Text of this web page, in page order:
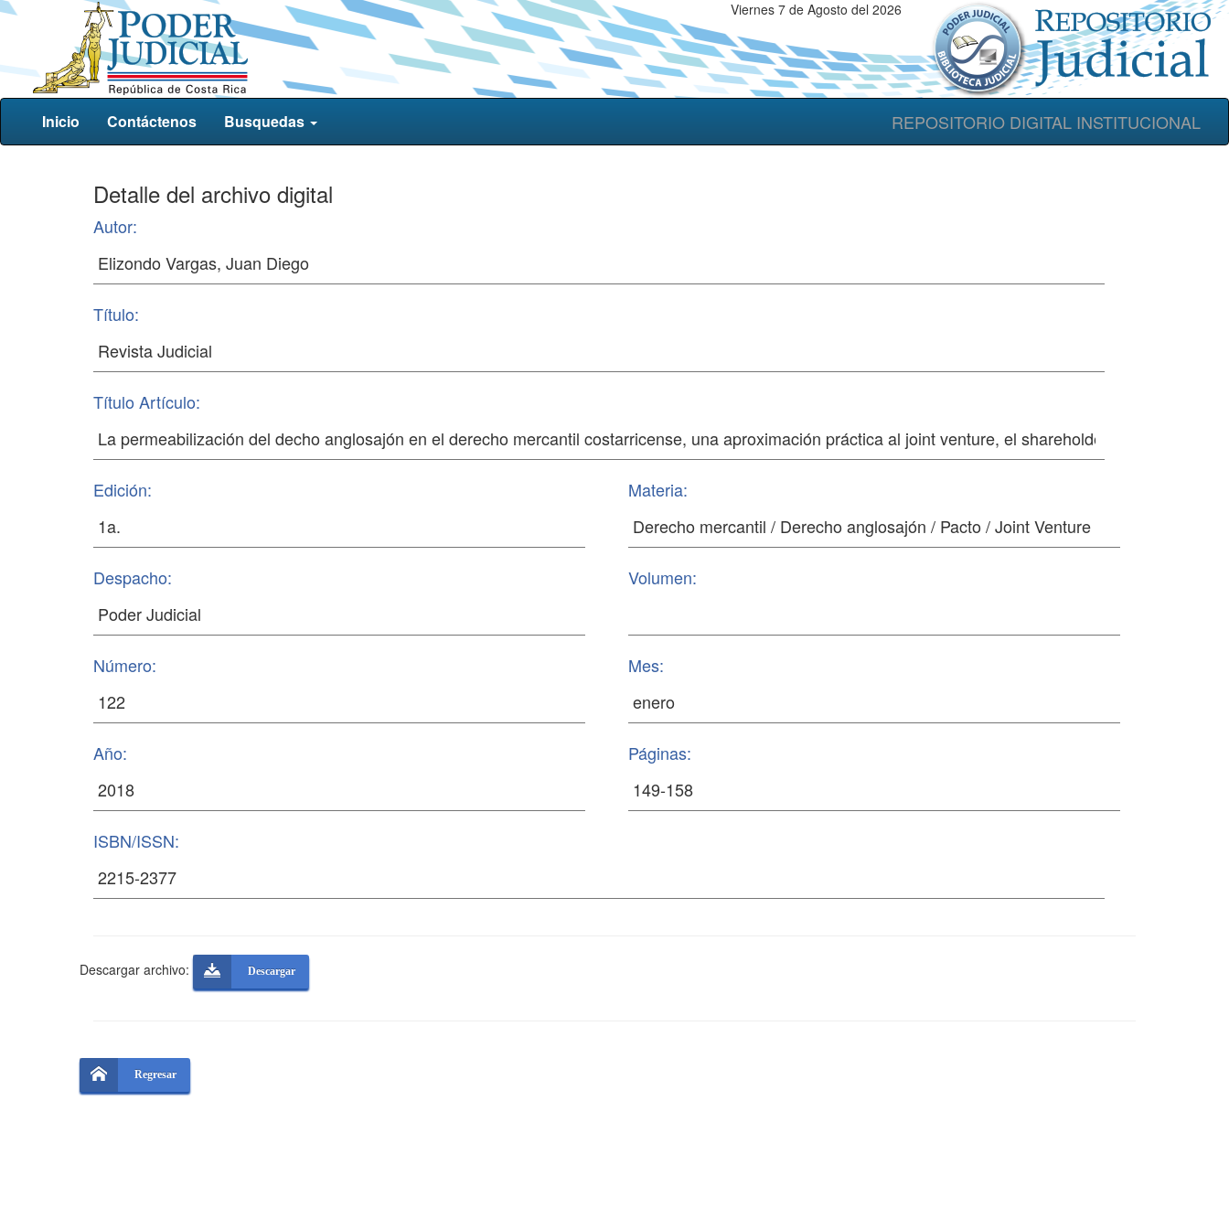
Viernes 7 de Agosto del 2026
REPOSITORIO DIGITAL INSTITUCIONAL
Inicio Contáctenos Busquedas
Detalle del archivo digital
Autor:
Título:
Título Artículo:
Edición: Materia:
Despacho: Volumen:
Número: Mes:
Año: Páginas:
ISBN/ISSN:
Descargar archivo: Descargar
Regresar